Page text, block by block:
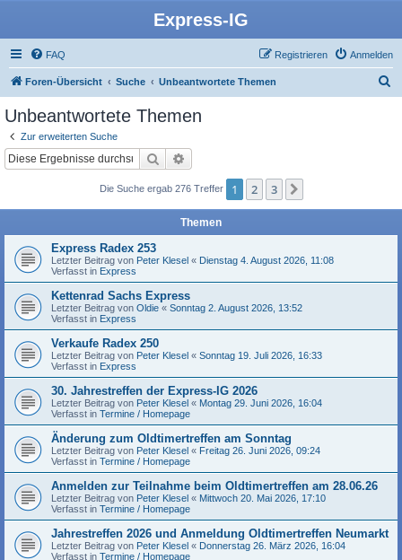
Express-IG
FAQ Anmelden
Registrieren
Foren-Übersicht Suche Unbeantwortete Themen
Unbeantwortete Themen
Zur erweiterten Suche
Suche
Die Suche ergab 276 Treffer 1 2 3
Themen
Express Radex 253
Letzter Beitrag von Peter Klesel « Dienstag 4. August 2026, 11:08
Verfasst in Express
Kettenrad Sachs Express
Letzter Beitrag von Oldie « Sonntag 2. August 2026, 13:52
Verfasst in Express
Verkaufe Radex 250
Letzter Beitrag von Peter Klesel « Sonntag 19. Juli 2026, 16:33
Verfasst in Express
30. Jahrestreffen der Express-IG 2026
Letzter Beitrag von Peter Klesel « Montag 29. Juni 2026, 16:04
Verfasst in Termine / Homepage
Änderung zum Oldtimertreffen am Sonntag
Letzter Beitrag von Peter Klesel « Freitag 26. Juni 2026, 09:24
Verfasst in Termine / Homepage
Anmelden zur Teilnahme beim Oldtimertreffen am 28.06.26
Letzter Beitrag von Peter Klesel « Mittwoch 20. Mai 2026, 17:10
Verfasst in Termine / Homepage
Jahrestreffen 2026 und Anmeldung Oldtimertreffen Neumarkt
Letzter Beitrag von Peter Klesel « Donnerstag 26. März 2026, 16:04
Verfasst in Termine / Homepage